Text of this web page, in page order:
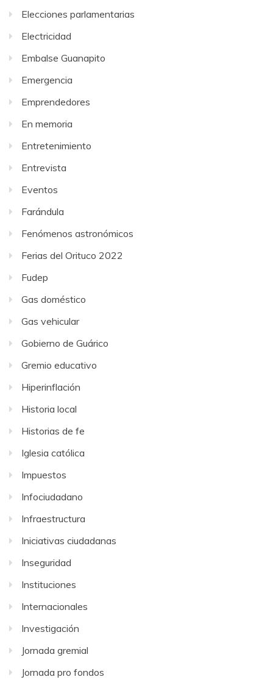
Elecciones parlamentarias
Electricidad
Embalse Guanapito
Emergencia
Emprendedores
En memoria
Entretenimiento
Entrevista
Eventos
Farándula
Fenómenos astronómicos
Ferias del Orituco 2022
Fudep
Gas doméstico
Gas vehicular
Gobierno de Guárico
Gremio educativo
Hiperinflación
Historia local
Historias de fe
Iglesia católica
Impuestos
Infociudadano
Infraestructura
Iniciativas ciudadanas
Inseguridad
Instituciones
Internacionales
Investigación
Jornada gremial
Jornada pro fondos